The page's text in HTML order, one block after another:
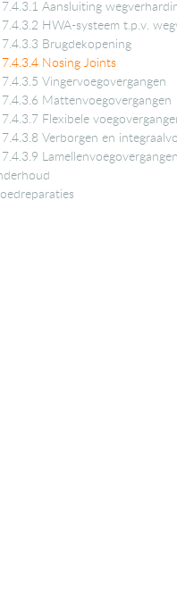
7.4.3.1 Aansluiting
7.4.3.2 HWA-systeem t.p.v.
7.4.3.3 Brugdekopening
7.4.3.4 Nosing Joints
7.4.3.5 Vingervoegovergangen
7.4.3.6 Mattenvoegovergangen
7.4.3.7 Flexibele
7.4.3.8 Verborgen en
7.4.3.9 Lamellenvoegovergangen